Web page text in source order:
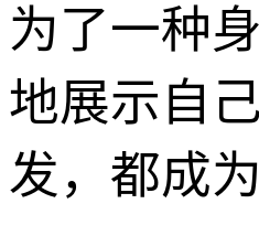
为了一种
地展示自
发，都成